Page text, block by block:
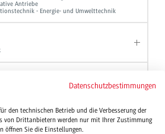
Antriebe
- Energie- und Umwelttechnik
Datenschutzbestimmungen
den technischen Betrieb und die Verbesserung der
von Drittanbietern werden nur mit Ihrer Zustimmung
öffnen Sie die Einstellungen.